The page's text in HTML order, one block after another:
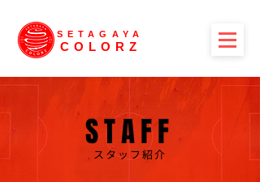
SETAGAYA
COLORZ
STAFF
スタッフ紹介